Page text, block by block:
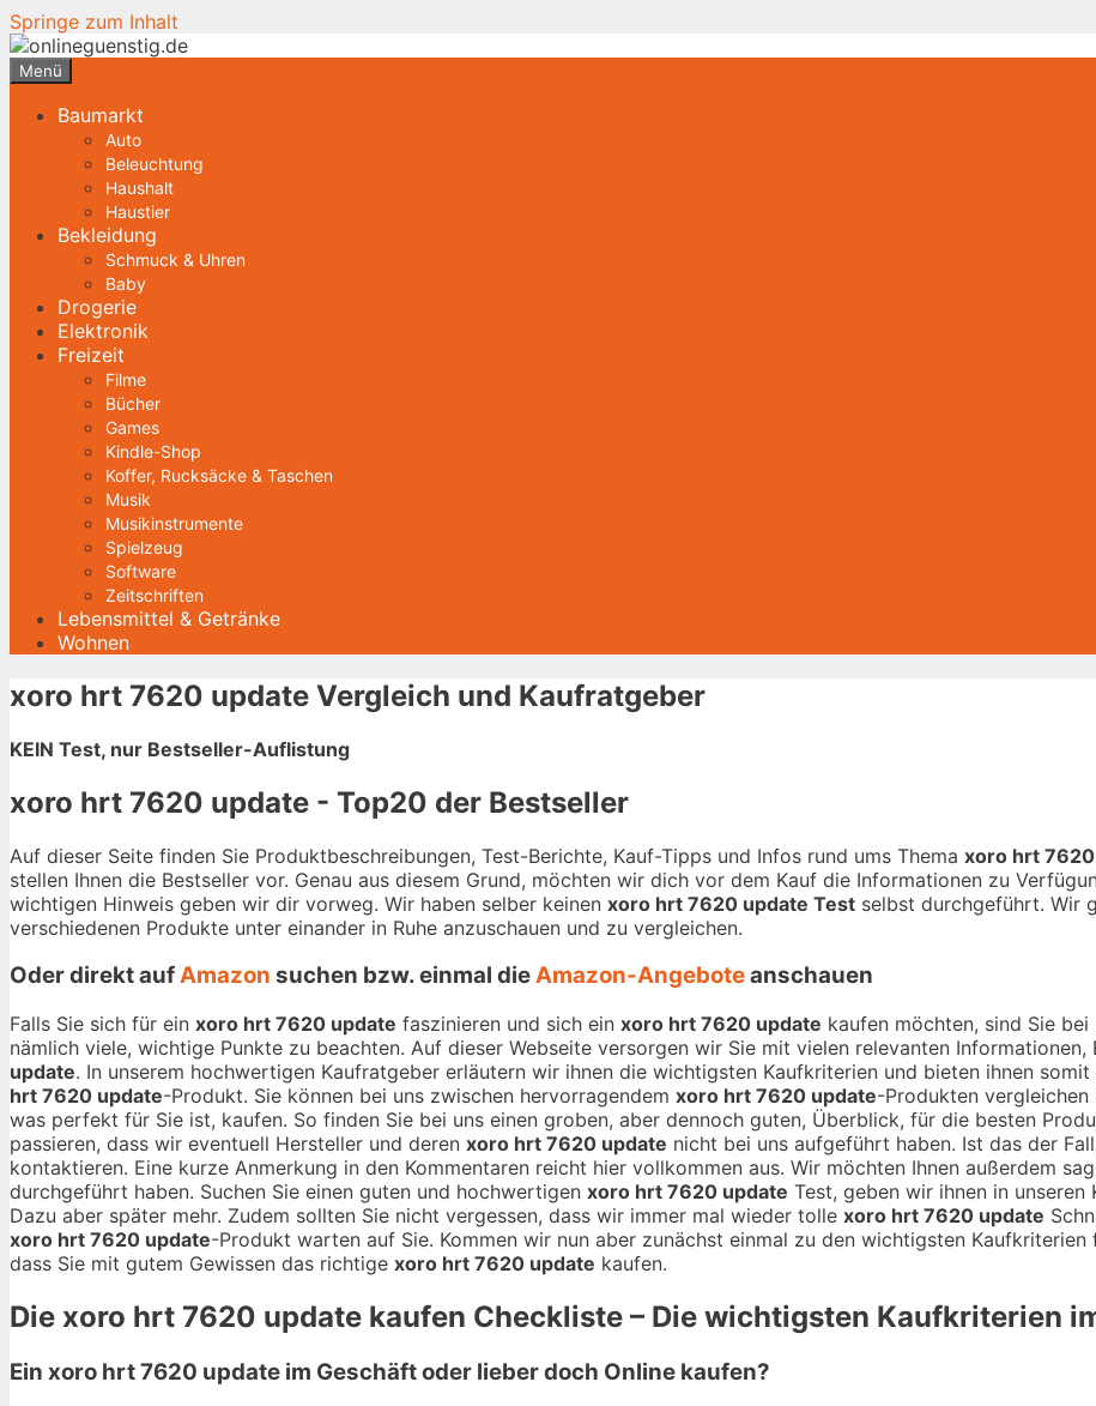
Springe zum Inhalt
Menü
Baumarkt
Auto
Beleuchtung
Haushalt
Haustier
Bekleidung
Schmuck & Uhren
Baby
Drogerie
Elektronik
Freizeit
Filme
Bücher
Games
Kindle-Shop
Koffer, Rucksäcke & Taschen
Musik
Musikinstrumente
Spielzeug
Software
Zeitschriften
Lebensmittel & Getränke
Wohnen
xoro hrt 7620 update Vergleich und Kaufratgeber
KEIN Test, nur Bestseller-Auflistung
xoro hrt 7620 update - Top20 der Bestseller
Auf dieser Seite finden Sie Produktbeschreibungen, Test-Berichte, Kauf-Tipps und Infos rund ums Thema xoro hrt
stellen Ihnen die Bestseller vor. Genau aus diesem Grund, möchten wir dich vor dem Kauf die Informationen zu
wichtigen Hinweis geben wir dir vorweg. Wir haben selber keinen xoro hrt 7620 update Test selbst durchgeführt. Wir
verschiedenen Produkte unter einander in Ruhe anzuschauen und zu vergleichen.
Oder direkt aufAmazon suchen bzw. einmal dieAmazon-Angeboteanschauen
Falls Sie sich für ein xoro hrt 7620 update faszinieren und sich ein xoro hrt 7620 update kaufen möchten, sind Sie
nämlich viele, wichtige Punkte zu beachten. Auf dieser Webseite versorgen wir Sie mit vielen relevanten Informationen,
update. In unserem hochwertigen Kaufratgeber erläutern wir ihnen die wichtigsten Kaufkriterien und bieten ihnen
hrt 7620 update-Produkt. Sie können bei uns zwischen hervorragendem xoro hrt 7620 update-Produkten
was perfekt für Sie ist, kaufen. So finden Sie bei uns einen groben, aber dennoch guten, Überblick, für die besten
passieren, dass wir eventuell Hersteller und deren xoro hrt 7620 update nicht bei uns aufgeführt haben. Ist das der
kontaktieren. Eine kurze Anmerkung in den Kommentaren reicht hier vollkommen aus. Wir möchten Ihnen außerdem
durchgeführt haben. Suchen Sie einen guten und hochwertigen xoro hrt 7620 update Test, geben wir ihnen in
Dazu aber später mehr. Zudem sollten Sie nicht vergessen, dass wir immer mal wieder tolle xoro hrt 7620 update
xoro hrt 7620 update-Produkt warten auf Sie. Kommen wir nun aber zunächst einmal zu den wichtigsten Kaufkriterien
dass Sie mit gutem Gewissen das richtige xoro hrt 7620 update kaufen.
Die xoro hrt 7620 update kaufen Checkliste – Die wichtigsten Kaufkriterien
Ein xoro hrt 7620 update im Geschäft oder lieber doch Online kaufen?